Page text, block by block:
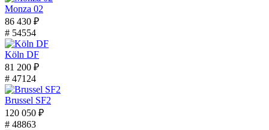
Monza 02
86 430 ₽
# 54554
Köln DF
81 200 ₽
# 47124
Brussel SF2
120 050 ₽
# 48863